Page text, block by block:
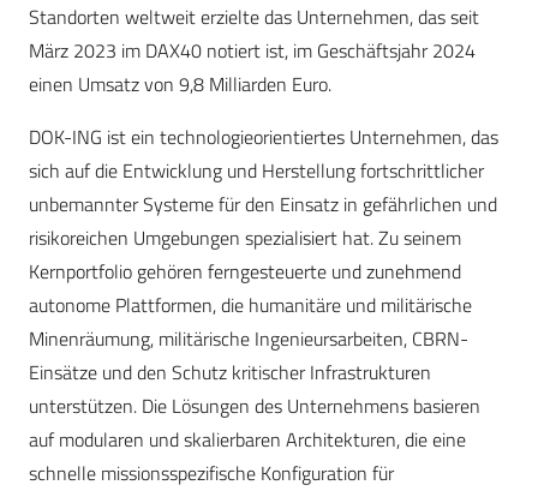
Standorten weltweit erzielte das Unternehmen, das seit
März 2023 im DAX40 notiert ist, im Geschäftsjahr 2024
einen Umsatz von 9,8 Milliarden Euro.
DOK-ING ist ein technologieorientiertes Unternehmen, das
sich auf die Entwicklung und Herstellung fortschrittlicher
unbemannter Systeme für den Einsatz in gefährlichen und
risikoreichen Umgebungen spezialisiert hat. Zu seinem
Kernportfolio gehören ferngesteuerte und zunehmend
autonome Plattformen, die humanitäre und militärische
Minenräumung, militärische Ingenieursarbeiten, CBRN-
Einsätze und den Schutz kritischer Infrastrukturen
unterstützen. Die Lösungen des Unternehmens basieren
auf modularen und skalierbaren Architekturen, die eine
schnelle missionsspezifische Konfiguration für